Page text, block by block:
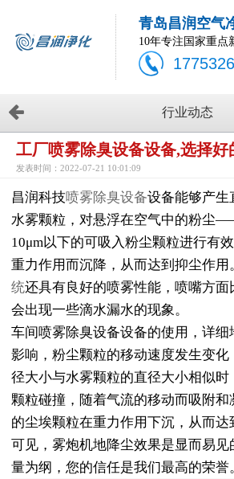
青岛昌润空气
10年专注国家重点
行业动态
工厂喷雾除臭设备设备,选择好
发表时间：2022-07-21 10:01:09
昌润科技喷雾除臭设备设备能够产
水雾颗粒，对悬浮在空气中的粉尘
10μm以下的可吸入粉尘颗粒进行有
重力作用而沉降，从而达到抑尘作用
统还具有良好的喷雾性能，喷嘴方面
会出现一些滴水漏水的现象。
车间喷雾除臭设备设备的使用，详细
影响，粉尘颗粒的移动速度发生变化
径大小与水雾颗粒的直径大小相似时
颗粒碰撞，随着气流的移动而吸附
的尘埃颗粒在重力作用下沉，从而
可见，雾炮机地降尘效果是显而易
量为纲，您的信任是我们最高的荣誉